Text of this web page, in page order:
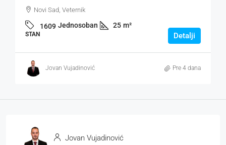
Novi Sad, Veternik
1609 Jednosoban 25 m²
STAN Detalji
Jovan Vujadinović Pre 4 dana
Jovan Vujadinović